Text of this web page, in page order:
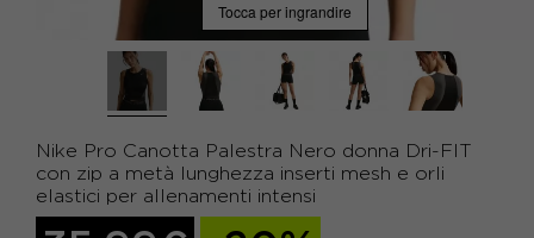
Tocca per ingrandire
Nike Pro Canotta Palestra Nero donna Dri-FIT
con zip a metà lunghezza inserti mesh e orli
elastici per allenamenti intensi